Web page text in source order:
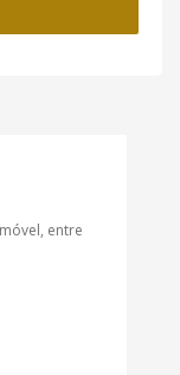
entre